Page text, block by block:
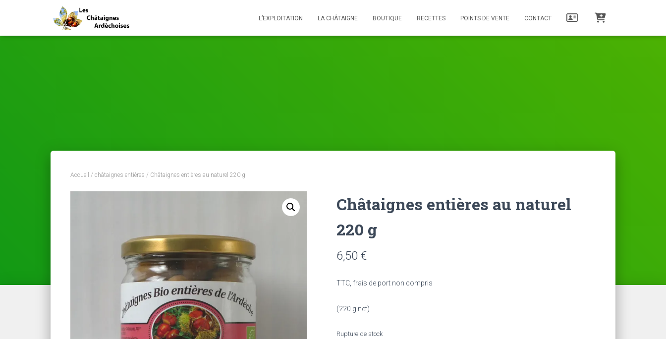
L’EXPLOITATION LA CHÂTAIGNE BOUTIQUE RECETTES POINTS DE VENTE CONTACT
Accueil / châtaignes entières / Châtaignes entières au naturel 220 g
Châtaignes entières au naturel
220 g
6,50 €
TTC, frais de port non compris
(220 g net)
Rupture de stock